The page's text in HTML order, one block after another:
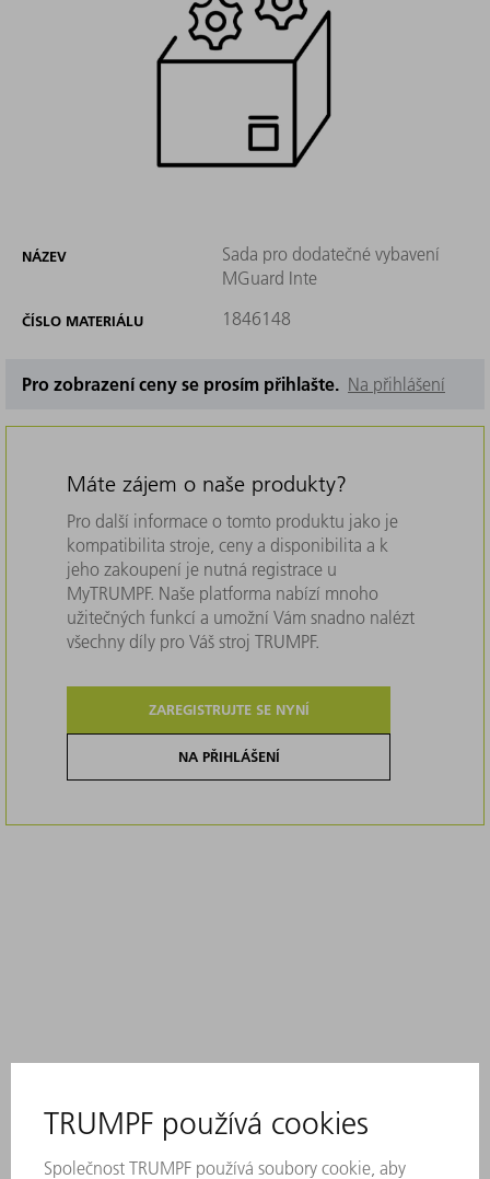
NÁZEV
Sada pro dodatečné vybavení
MGuard Inte
ČÍSLO MATERIÁLU 1846148
Pro zobrazení ceny se prosím přihlašte. Na přihlášení
Máte zájem o naše produkty?
Pro další informace o tomto produktu jako je
kompatibilita stroje, ceny a disponibilita a k
jeho zakoupení je nutná registrace u
MyTRUMPF. Naše platforma nabízí mnoho
užitečných funkcí a umožní Vám snadno nalézt
všechny díly pro Váš stroj TRUMPF.
ZAREGISTRUJTE SE NYNÍ
NA PŘIHLÁŠENÍ